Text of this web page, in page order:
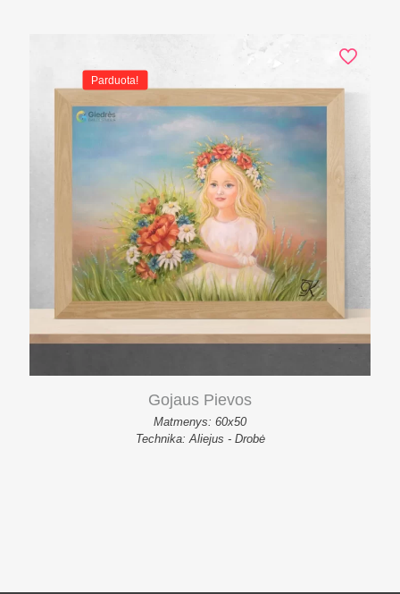
Parduota!
Gojaus Pievos
Matmenys: 60x50
Technika: Aliejus - Drobė